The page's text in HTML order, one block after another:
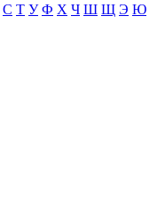
С Т У Ф Х Ч Ш Щ Э Ю